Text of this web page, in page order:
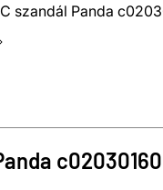
szandál Panda
c02030160